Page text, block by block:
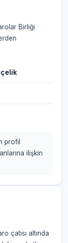
Birliği
profil
ilişkin
çatısı altında